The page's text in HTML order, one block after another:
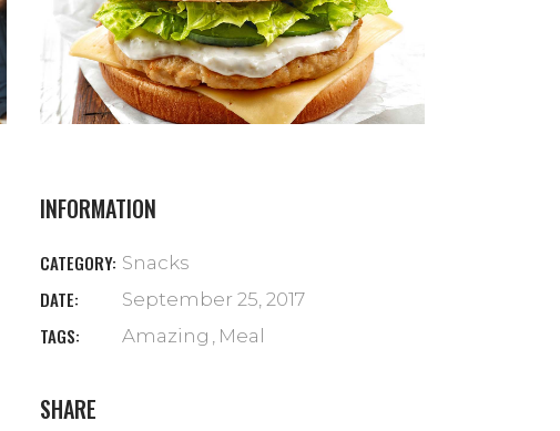
INFORMATION
CATEGORY: Snacks
DATE: September 25, 2017
TAGS: Amazing Meal
SHARE